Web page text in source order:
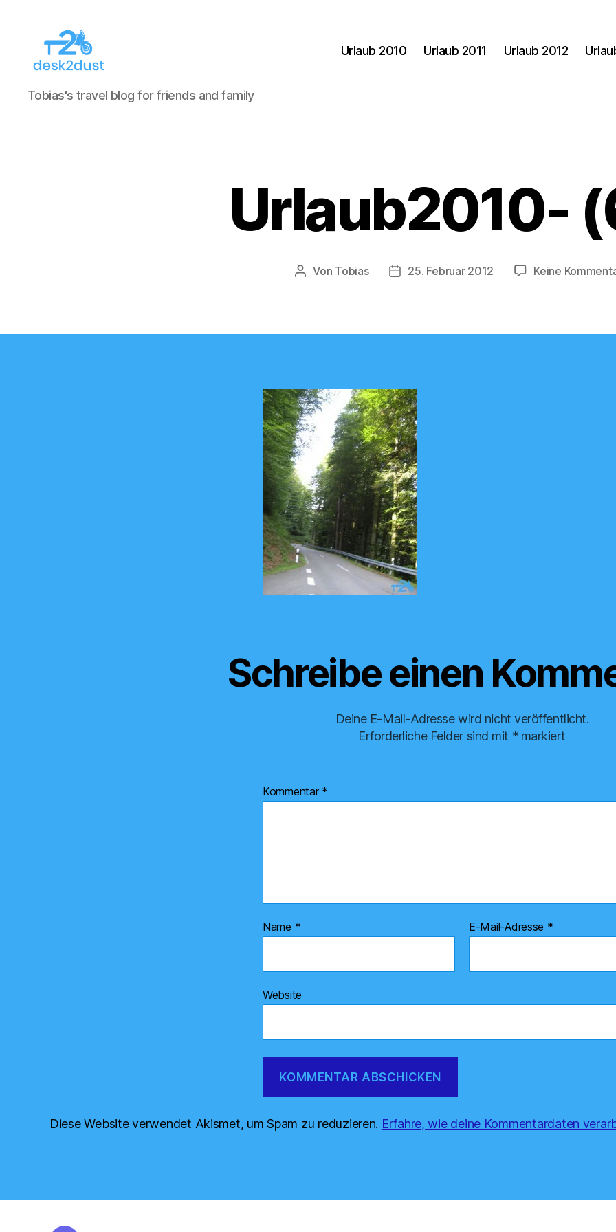
desk2dust
Tobias's travel blog for friends and family
Urlaub 2010 Urlaub 2011 Urlaub 2012
Urlaub2010-
Beitragsautor
Von Tobias Veröffentlichungsdatum
25. Februar 2012 Keine
Schreibe einen
Deine E-Mail-Adresse wird nicht veröffentlicht.
Erforderliche Felder sind mit *markiert
Kommentar *
Name * E-Mail-Adresse *
Website
Diese Website verwendet Akismet, um Spam zu reduzieren. Erfahre, wie deine Kommentardaten